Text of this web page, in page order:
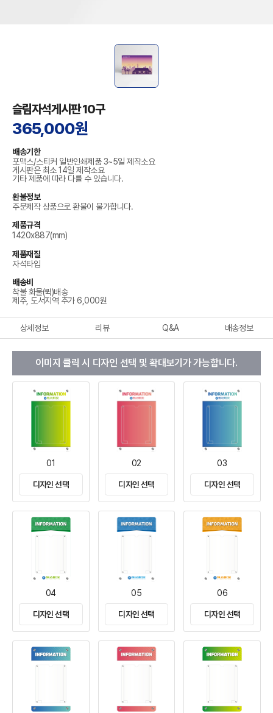
슬림자석게시판 10구
365,000원
배송기한
포맥스/스티커 일반인쇄제품 3~5일 제작소요
게시판은 최소 14일 제작소요
기타 제품에 따라 다를 수 있습니다.
환불정보
주문제작 상품으로 환불이 불가합니다.
제품규격
1420x887(mm)
제품재질
자석타입
배송비
착불 화물(퀵)배송
제주, 도서지역 추가 6,000원
상세정보 리뷰 Q&A 배송정보
이미지 클릭 시 디자인 선택 및 확대보기가 가능합니다.
01
디자인 선택
02
디자인 선택
03
디자인 선택
04
디자인 선택
05
디자인 선택
06
디자인 선택